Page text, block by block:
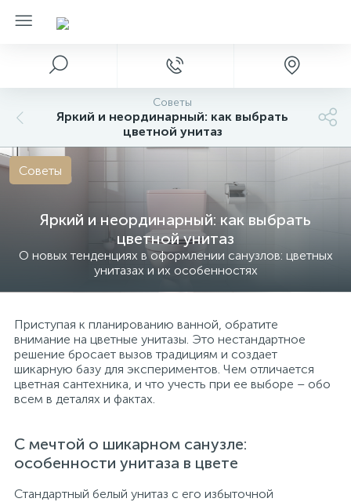
Советы
Яркий и неординарный: как выбрать
цветной унитаз
Яркий и неординарный: как выбрать
цветной унитаз
О новых тенденциях в оформлении санузлов: цветных
унитазах и их особенностях
Советы
Приступая к планированию ванной, обратите
внимание на цветные унитазы. Это нестандартное
решение бросает вызов традициям и создает
шикарную базу для экспериментов. Чем отличается
цветная сантехника, и что учесть при ее выборе – обо
всем в деталях и фактах.
С мечтой о шикарном санузле:
особенности унитаза в цвете
Стандартный белый унитаз с его избыточной